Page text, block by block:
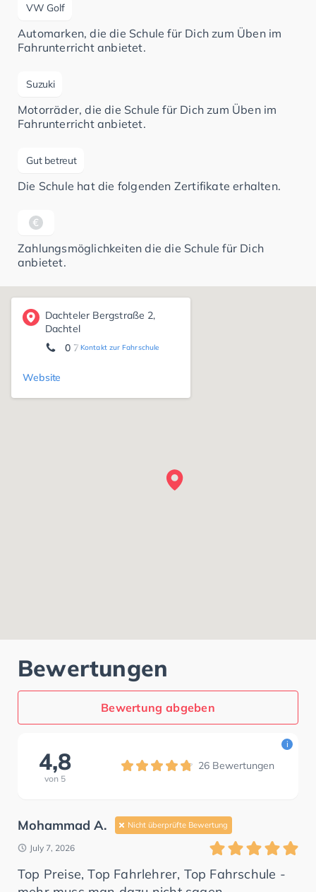
VW Golf
Automarken, die die Schule für Dich zum Üben im
Fahrunterricht anbietet.
Suzuki
Motorräder, die die Schule für Dich zum Üben im
Fahrunterricht anbietet.
Gut betreut
Die Schule hat die folgenden Zertifikate erhalten.
Zahlungsmöglichkeiten die die Schule für Dich
anbietet.
Dachteler Bergstraße 2,
Dachtel
Kontakt zur Fahrschule
0 7056 - 89 20
Website
Bewertungen
Bewertung abgeben
4,8
von 5
26 Bewertungen
i
Mohammad A. Nicht überprüfte Bewertung
July 7, 2026
Top Preise, Top Fahrlehrer, Top Fahrschule -